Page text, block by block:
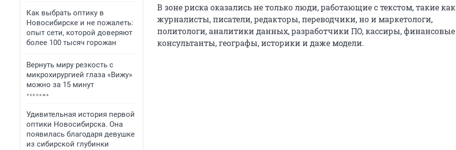
Как выбрать оптику в
Новосибирске и не пожалеть:
опыт сети, которой доверяют
более 100 тысяч горожан
Вернуть миру резкость с
микрохирургией глаза «Вижу»
можно за 15 минут
Удивительная история первой
оптики Новосибирска. Она
появилась благодаря девушке
из сибирской глубинки
В зоне риска оказались не только люди, работающие с текстом, такие как
журналисты, писатели, редакторы, переводчики, но и маркетологи,
политологи, аналитики данных, разработчики ПО, кассиры, финансовые
консультанты, географы, историки и даже модели.